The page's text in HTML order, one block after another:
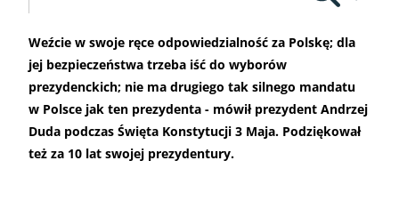
Weźcie w swoje ręce odpowiedzialność za Polskę; dla
jej bezpieczeństwa trzeba iść do wyborów
prezydenckich; nie ma drugiego tak silnego mandatu
w Polsce jak ten prezydenta - mówił prezydent Andrzej
Duda podczas Święta Konstytucji 3 Maja. Podziękował
też za 10 lat swojej prezydentury.